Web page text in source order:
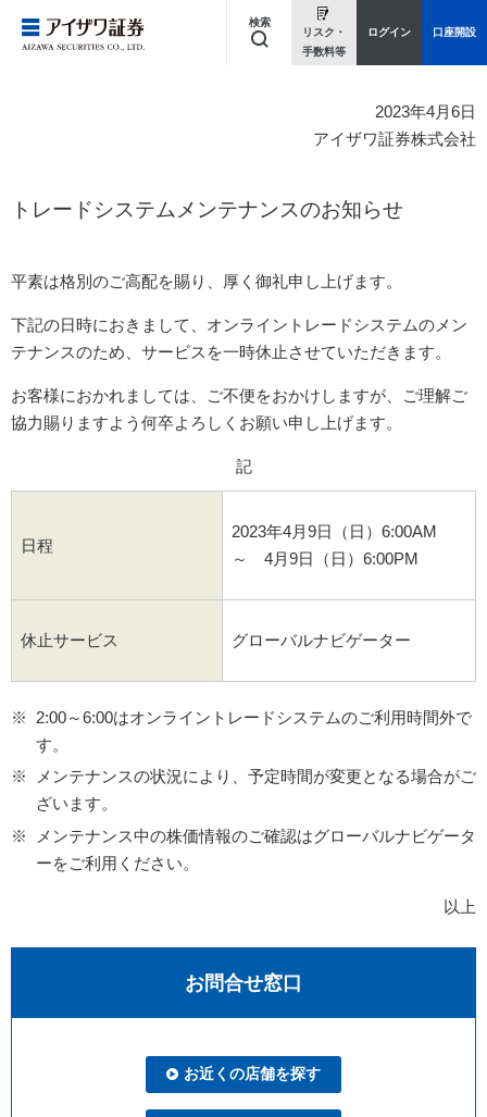
検索
リスク・
手数料等
ログイン 口座開設
2023年4月6日
アイザワ証券株式会社
トレードシステムメンテナンスのお知らせ
平素は格別のご高配を賜り、厚く御礼申し上げます。
下記の日時におきまして、オンライントレードシステムのメン
テナンスのため、サービスを一時休止させていただきます。
お客様におかれましては、ご不便をおかけしますが、ご理解ご
協力賜りますよう何卒よろしくお願い申し上げます。
記
日程
2023年4月9日（日）6:00AM
～ 4月9日（日）6:00PM
休止サービス グローバルナビゲーター
2:00～6:00はオンライントレードシステムのご利用時間外で
す。
メンテナンスの状況により、予定時間が変更となる場合がご
ざいます。
メンテナンス中の株価情報のご確認はグローバルナビゲータ
ーをご利用ください。
以上
お問合せ窓口
お近くの店舗を探す